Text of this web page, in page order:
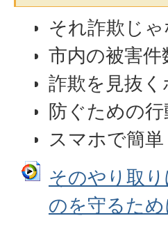
それ詐欺じ
市内の被害
詐欺を見抜く
防ぐための行
スマホで簡
そのやり取
のを守るた